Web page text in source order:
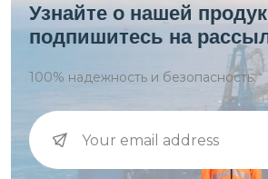
Узнайте о нашей
подпишитесь на
100% надежность и безопасность.